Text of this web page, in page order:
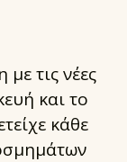
τις νέες
και το
κάθε